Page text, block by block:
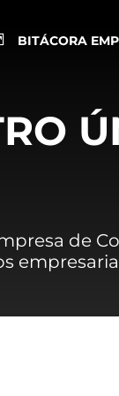
BITÁCORA
de